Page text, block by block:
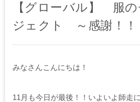
【グローバル】 服の
ジェクト ～感謝！
みなさんこんにちは！
11月も今日が最後！！いよいよ師走